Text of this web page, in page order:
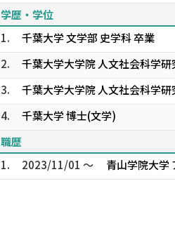
学歴・学位
1.
千葉大学 文学部 史学科 卒業
2.
千葉大学大学院 人文社会科学
3.
千葉大学大学院 人文社会科学
4.
千葉大学 博士(文学)
職歴
1.
2023/11/01 ～ 青山学院大学